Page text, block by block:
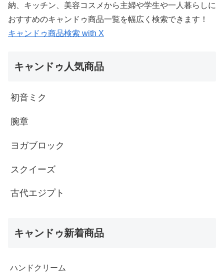
納、キッチン、美容コスメから主婦や学生や一人暮らしに
おすすめのキャンドゥ商品一覧を幅広く検索できます！
キャンドゥ商品検索 with X
キャンドゥ人気商品
初音ミク
腕章
ヨガブロック
スクイーズ
古代エジプト
キャンドゥ新着商品
ハンドクリーム